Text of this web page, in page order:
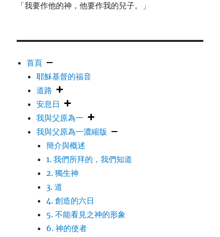
「我要作他的神，他要作我的兒子。」
首頁
耶穌基督的福音
道路
安息日
我與父原為一
我與父原為一濃縮版
簡介與概述
1. 我們所拜的，我們知道
2. 獨生神
3. 道
4. 創造的六日
5. 不能看見之神的形象
6. 神的使者